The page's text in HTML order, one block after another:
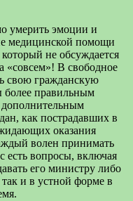
умерить эмоции и
медицинской помощи
не обсуждается
«совсем»! В свободное
свою гражданскую
правильным
как пострадавших в
оказания
волен принимать
есть вопросы, включая
его министру либо
и в устной форме в